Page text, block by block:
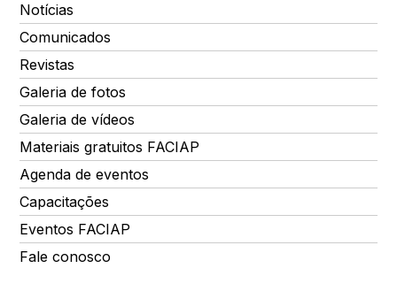
Notícias
Comunicados
Revistas
Galeria de fotos
Galeria de vídeos
Materiais gratuitos FACIAP
Agenda de eventos
Capacitações
Eventos FACIAP
Fale conosco